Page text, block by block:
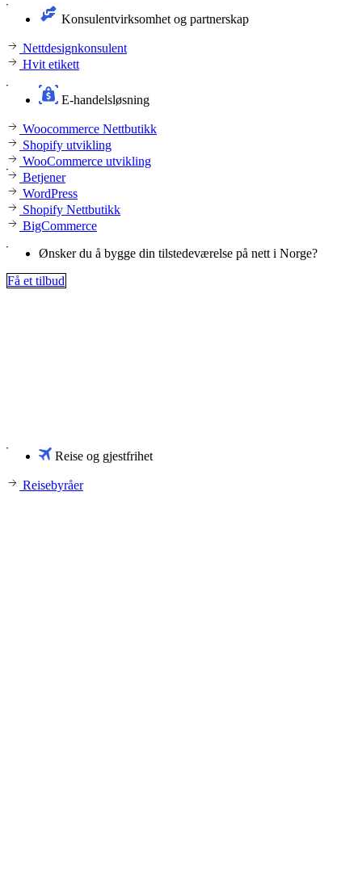
Konsulentvirksomhet og partnerskap
Nettdesignkonsulent
Hvit etikett
E-handelsløsning
Woocommerce Nettbutikk
Shopify utvikling
WooCommerce utvikling
Betjener
WordPress
Shopify Nettbutikk
BigCommerce
Ønsker du å bygge din tilstedeværelse på nett i Norge?
Få et tilbud
Reise og gjestfrihet
Reisebyråer